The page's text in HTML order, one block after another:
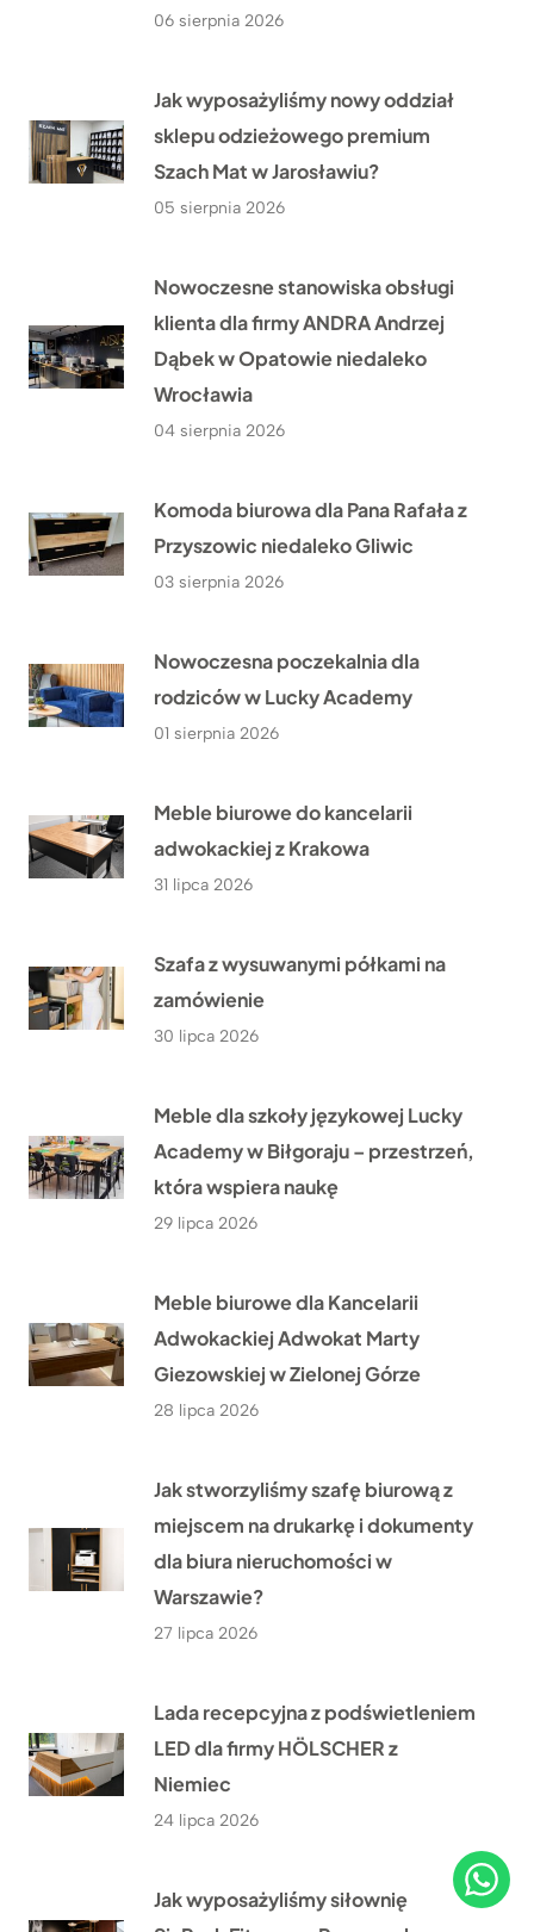
06 sierpnia 2026
Jak wyposażyliśmy nowy oddział
sklepu odzieżowego premium
Szach Mat w Jarosławiu?
05 sierpnia 2026
Nowoczesne stanowiska obsługi
klienta dla firmy ANDRA Andrzej
Dąbek w Opatowie niedaleko
Wrocławia
04 sierpnia 2026
Komoda biurowa dla Pana Rafała z
Przyszowic niedaleko Gliwic
03 sierpnia 2026
Nowoczesna poczekalnia dla
rodziców w Lucky Academy
01 sierpnia 2026
Meble biurowe do kancelarii
adwokackiej z Krakowa
31 lipca 2026
Szafa z wysuwanymi półkami na
zamówienie
30 lipca 2026
Meble dla szkoły językowej Lucky
Academy w Biłgoraju – przestrzeń,
która wspiera naukę
29 lipca 2026
Meble biurowe dla Kancelarii
Adwokackiej Adwokat Marty
Giezowskiej w Zielonej Górze
28 lipca 2026
Jak stworzyliśmy szafę biurową z
miejscem na drukarkę i dokumenty
dla biura nieruchomości w
Warszawie?
27 lipca 2026
Lada recepcyjna z podświetleniem
LED dla firmy HÖLSCHER z
Niemiec
24 lipca 2026
Jak wyposażyliśmy siłownię